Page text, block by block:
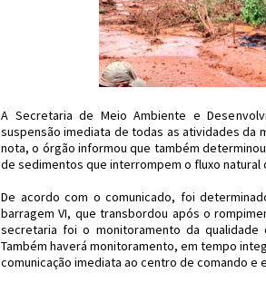
A Secretaria de Meio Ambiente e
suspensão imediata de todas as atividades da
nota, o órgão informou que também
de sedimentos que interrompem o fluxo natural
De acordo com o comunicado, foi
barragem VI, que transbordou após o
secretaria foi o monitoramento da
Também haverá monitoramento, em tempo
comunicação imediata ao centro de comando e